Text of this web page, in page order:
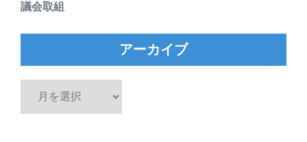
議会取組
アーカイブ